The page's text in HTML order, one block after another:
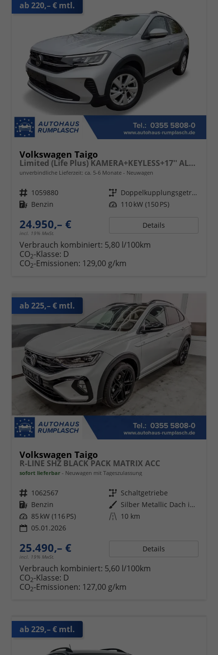
ab 220,– € mtl.
Volkswagen Taigo
Limited (Life Plus) KAMERA+KEYLESS+17'' ALU+LED
unverbindliche Lieferzeit: ca. 5-6 Monate Neuwagen
Fahrzeugnr. 1059880 Getriebe
Doppelkupplungsgetriebe (DSG)
Kraftstoff Benzin Leistung 110 kW (150 PS)
24.950,– €
incl. 19% MwSt.
Details
Verbrauch kombiniert: 5,80 l/100km
CO2-Klasse: D
CO2-Emissionen: 129,00 g/km
ab 225,– € mtl.
Volkswagen Taigo
R-LINE SHZ BLACK PACK MATRIX ACC
sofort lieferbar Neuwagen mit Tageszulassung
Fahrzeugnr. 1062567 Getriebe Schaltgetriebe
Kraftstoff Benzin Außenfarbe
Silber Metallic Dach in Schwarz 8EA1
Leistung 85 kW (116 PS) Kilometerstand 10 km
05.01.2026
25.490,– €
incl. 19% MwSt.
Details
Verbrauch kombiniert: 5,60 l/100km
CO2-Klasse: D
CO2-Emissionen: 127,00 g/km
ab 229,– € mtl.